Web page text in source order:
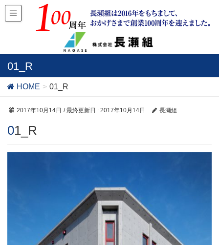
01_R
HOME 01_R
2017年10月14日 / 最終更新日 : 2017年10月14日 長瀬組
01_R